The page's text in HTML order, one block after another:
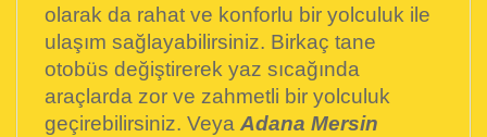
olarak da rahat ve konforlu bir yolculuk ile
ulaşım sağlayabilirsiniz. Birkaç tane
otobüs değiştirerek yaz sıcağında
araçlarda zor ve zahmetli bir yolculuk
geçirebilirsiniz. Veya Adana Mersin